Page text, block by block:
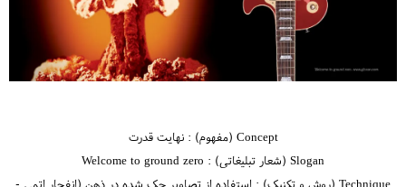
Concept (مفهوم) : نهایت قدرت
Slogan (شعار تبلیغاتی) : Welcome to ground zero
Technique (روش و تکنیک) : استفاده از تصاویر حک شده در ذهن (انفجار اتمی -